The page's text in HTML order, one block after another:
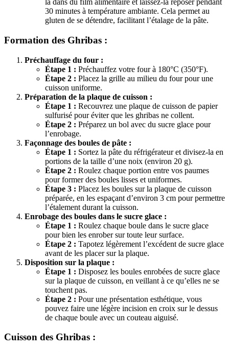
la dans du film alimentaire et laissez-la reposer pendant
30 minutes à température ambiante. Cela permet au
gluten de se détendre, facilitant l’étalage de la pâte.
Formation des Ghribas :
Préchauffage du four :
Étape 1 : Préchauffez votre four à 180°C (350°F).
Étape 2 : Placez la grille au milieu du four pour une
cuisson uniforme.
Préparation de la plaque de cuisson :
Étape 1 : Recouvrez une plaque de cuisson de papier
sulfurisé pour éviter que les ghribas ne collent.
Étape 2 : Préparez un bol avec du sucre glace pour
l’enrobage.
Façonnage des boules de pâte :
Étape 1 : Sortez la pâte du réfrigérateur et divisez-la en
portions de la taille d’une noix (environ 20 g).
Étape 2 : Roulez chaque portion entre vos paumes
pour former des boules lisses et uniformes.
Étape 3 : Placez les boules sur la plaque de cuisson
préparée, en les espaçant d’environ 3 cm pour permettre
l’étalement durant la cuisson.
Enrobage des boules dans le sucre glace :
Étape 1 : Roulez chaque boule dans le sucre glace
pour bien les enrober sur toute leur surface.
Étape 2 : Tapotez légèrement l’excédent de sucre glace
avant de les placer sur la plaque.
Disposition sur la plaque :
Étape 1 : Disposez les boules enrobées de sucre glace
sur la plaque de cuisson, en veillant à ce qu’elles ne se
touchent pas.
Étape 2 : Pour une présentation esthétique, vous
pouvez faire une légère incision en croix sur le dessus
de chaque boule avec un couteau aiguisé.
Cuisson des Ghribas :